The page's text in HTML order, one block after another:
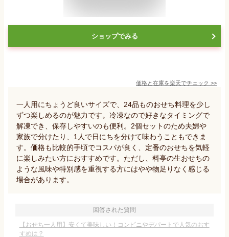
ショップでみる
価格と在庫を楽天でチェック >>
一人用にちょうど良いサイズで、24品ものおせち料理を少し
ずつ楽しめるのが魅力です。冷凍なので好きなタイミングで
解凍でき、保存しやすいのも便利。2個セットのため夫婦や
家族で分けたり、1人で日にちを分けて味わうこともできま
す。価格も比較的手頃でコスパが良く、定番のおせちを気軽
に楽しみたい方におすすめです。ただし、料亭の生おせちの
ような風味や特別感を重視する方にはやや物足りなく感じる
場合があります。
回答された質問
【おせち一人用】安くて美味しい！コンビニやデパートで人気のおす
すめは？